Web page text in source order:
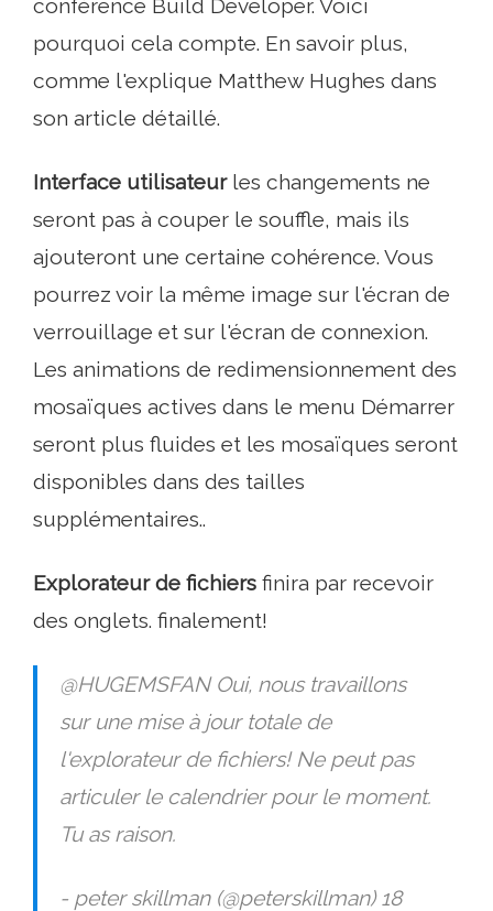
conférence Build Developer. Voici
pourquoi cela compte. En savoir plus,
comme l'explique Matthew Hughes dans
son article détaillé.
Interface utilisateurles changements ne
seront pas à couper le souffle, mais ils
ajouteront une certaine cohérence. Vous
pourrez voir la même image sur l'écran de
verrouillage et sur l'écran de connexion.
Les animations de redimensionnement des
mosaïques actives dans le menu Démarrer
seront plus fluides et les mosaïques seront
disponibles dans des tailles
supplémentaires..
Explorateur de fichiers finira par recevoir
des onglets. finalement!
@HUGEMSFAN Oui, nous travaillons
sur une mise à jour totale de
l'explorateur de fichiers! Ne peut pas
articuler le calendrier pour le moment.
Tu as raison.
- peter skillman (@peterskillman) 18